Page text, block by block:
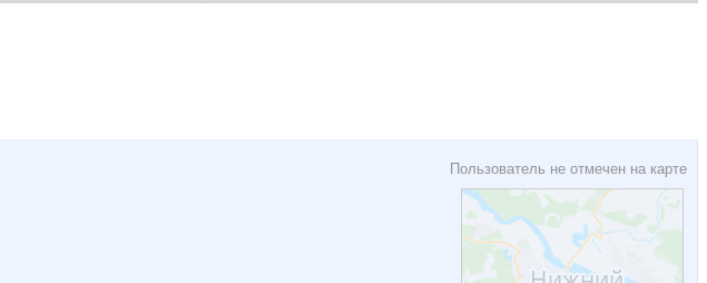
Пользователь не отмечен на карте